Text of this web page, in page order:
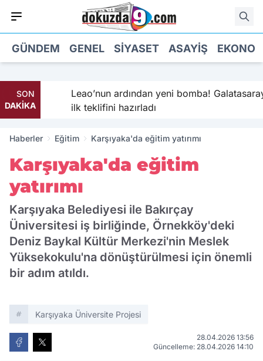
GÜNDEM GENEL SIYASET ASAYIŞ
SON
DAKİKA
teklifi
Leao’nun ardından yeni bomba! Galatasaray
ilk teklifini hazırladı
Haberler Eğitim Karşıyaka'da eğitim yatırımı
Karşıyaka'da eğitim
yatırımı
Karşıyaka Belediyesi ile Bakırçay
Üniversitesi iş birliğinde, Örnekköy'deki
Deniz Baykal Kültür Merkezi'nin Meslek
Yüksekokulu'na dönüştürülmesi için önemli
bir adım atıldı.
Karşıyaka Üniversite Projesi
28.04.2026 13:56
Güncelleme: 28.04.2026 14:10